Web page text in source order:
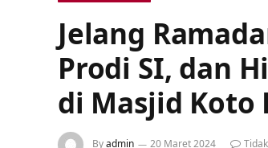
Jelang
Prodi SI, dan
di Masjid Koto
Byadmin 20 Maret 2024